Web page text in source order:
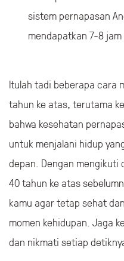
sistem pernapasan
mendapatkan 7-8
Itulah tadi beberapa cara
tahun ke atas, terutama
bahwa kesehatan
untuk menjalani hidup
depan. Dengan mengikuti
40 tahun ke atas
kamu agar tetap sehat
momen kehidupan. Jaga
dan nikmati setiap